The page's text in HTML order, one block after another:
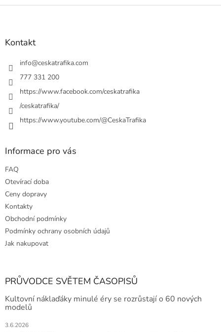
Z
Kontakt
info@ceskatrafika.com
777 331 200
https://www.facebook.com/ceskatrafika
/ceskatrafika/
https://www.youtube.com/@CeskaTrafika
Informace pro vás
FAQ
Otevírací doba
Ceny dopravy
Kontakty
Obchodní podmínky
Podmínky ochrany osobních údajů
Jak nakupovat
PRŮVODCE SVĚTEM ČASOPISŮ
Kultovní náklaďáky minulé éry se rozrůstají o 60 nových
modelů
3.6.2026